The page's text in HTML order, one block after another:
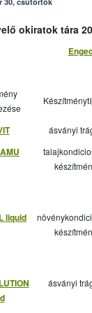
okiratok tára
ásványi
liquid
ásványi